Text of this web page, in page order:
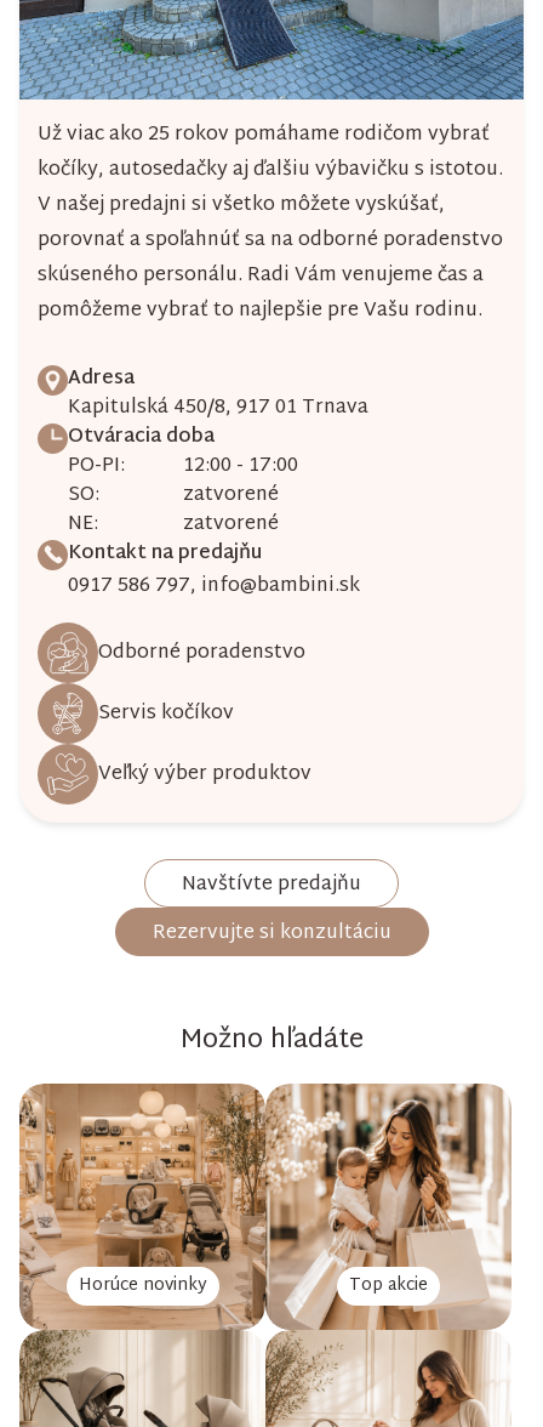
Už viac ako 25 rokov pomáhame rodičom vybrať
kočíky, autosedačky aj ďalšiu výbavičku s istotou.
V našej predajni si všetko môžete vyskúšať,
porovnať a spoľahnúť sa na odborné poradenstvo
skúseného personálu. Radi Vám venujeme čas a
pomôžeme vybrať to najlepšie pre Vašu rodinu.
Adresa
Kapitulská 450/8, 917 01 Trnava
Otváracia doba
PO-PI:
12:00 - 17:00
SO:
zatvorené
NE:
zatvorené
Kontakt na predajňu
0917 586 797, info@bambini.sk
Odborné poradenstvo
Servis kočíkov
Veľký výber produktov
Navštívte predajňu
Rezervujte si konzultáciu
Možno hľadáte
Horúce novinky Top akcie